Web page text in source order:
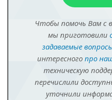
Чтобы помочь Вам с
мы приготовили
задаваемые
интересного про
техническую
перечислили
уточнили